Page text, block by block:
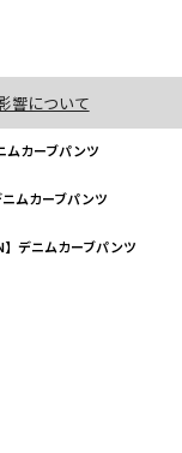
響について
ムカーブパンツ
ニムカーブパンツ
】デニムカーブパンツ